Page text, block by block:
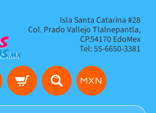
Isla Santa Catarina #28
Col. Prado Vallejo Tlalnepantla,
CP.54170 EdoMex
Tel: 55-6650-3381
MXN